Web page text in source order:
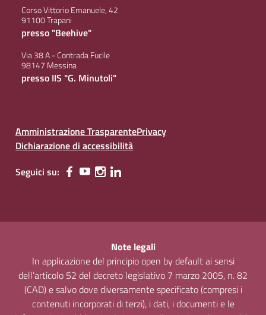
Corso Vittorio Emanuele, 42
91100 Trapani
presso "Beehive"
Via 38 A - Contrada Fucile
98147 Messina
presso IIS "G. Minutoli"
Amministrazione TrasparentePrivacy
Dichiarazione di accessibilità
Seguici su:
Note legali
In applicazione del principio open by default ai sensi
dell’articolo 52 del decreto legislativo 7 marzo 2005, n. 82
(CAD) e salvo dove diversamente specificato (compresi i
contenuti incorporati di terzi), i dati, i documenti e le